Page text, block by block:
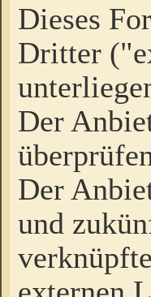
Dieses
Dritter
Der
Der
und